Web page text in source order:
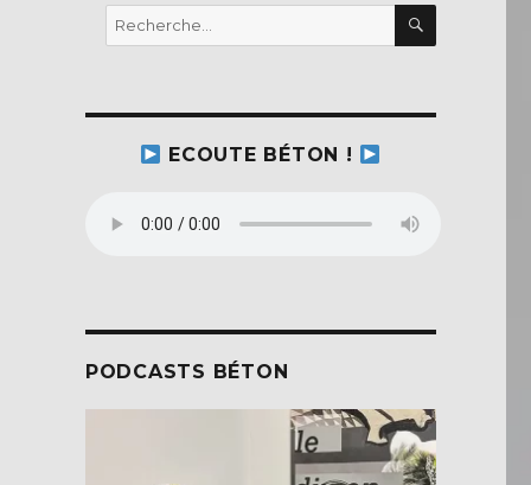
Recherche
pour :
ECOUTE BÉTON !
PODCASTS BÉTON